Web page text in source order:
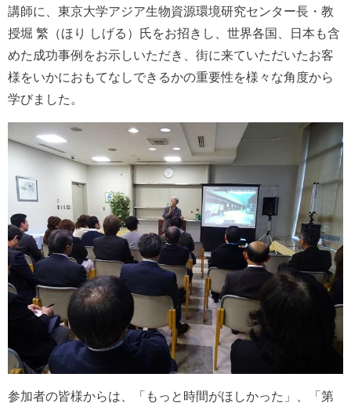
講師に、東京大学アジア生物資源環境研究センター長・教
授堀 繁（ほり しげる）氏をお招きし、世界各国、日本も含
めた成功事例をお示しいただき、街に来ていただいたお客
様をいかにおもてなしできるかの重要性を様々な角度から
学びました。
参加者の皆様からは、「もっと時間がほしかった」、「第